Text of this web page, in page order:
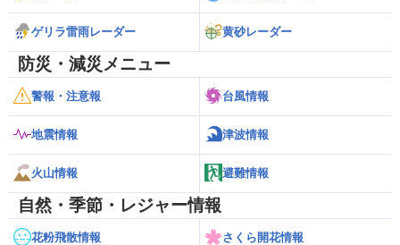
ゲリラ雷雨レーダー 黄砂レーダー
防災・減災メニュー
警報・注意報 台風情報
地震情報 津波情報
火山情報 避難情報
自然・季節・レジャー情報
花粉飛散情報 さくら開花情報